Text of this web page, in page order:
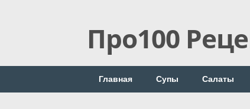
Про100
Главная Супы Салаты